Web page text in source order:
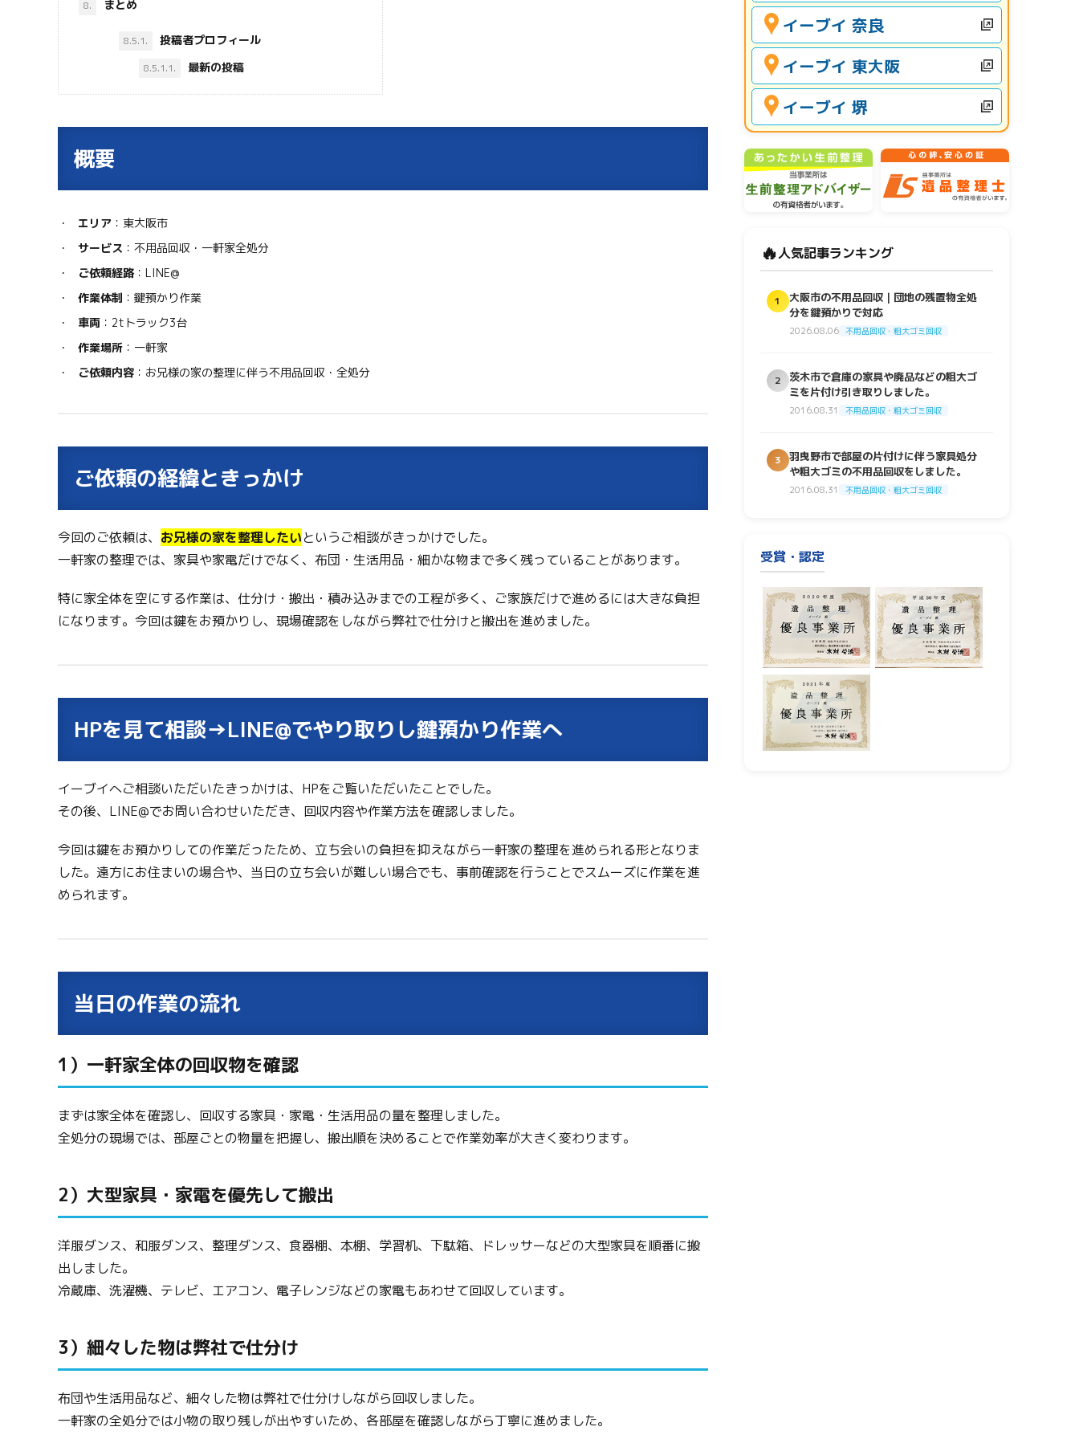
8. まとめ
8.5.1. 投稿者プロフィール
8.5.1.1. 最新の投稿
概要
エリア ：東大阪市
サービス ：不用品回収・一軒家全処分
ご依頼経路：LINE@
作業体制 ：鍵預かり作業
車両 ：2tトラック3台
作業場所 ：一軒家
ご依頼内容 ：お兄様の家の整理に伴う不用品回収・全処分
ご依頼の経緯ときっかけ
今回のご依頼は、 お兄様の家を整理したいというご相談がきっかけでした。
一軒家の整理では、家具や家電だけでなく、布団・生活用品・細かな物まで多く残っていることがあります。
特に家全体を空にする作業は、仕分け・搬出・積み込みまでの工程が多く、ご家族だけで進めるには大きな負担
になります。今回は鍵をお預かりし、現場確認をしながら弊社で仕分けと搬出を進めました。
HPを見て相談→LINE@でやり取りし鍵預かり作業へ
イーブイへご相談いただいたきっかけは、HPをご覧いただいたことでした。
その後、LINE@でお問い合わせいただき、回収内容や作業方法を確認しました。
今回は鍵をお預かりしての作業だったため、立ち会いの負担を抑えながら一軒家の整理を進められる形となりま
した。遠方にお住まいの場合や、当日の立ち会いが難しい場合でも、事前確認を行うことでスムーズに作業を進
められます。
当日の作業の流れ
1）一軒家全体の回収物を確認
まずは家全体を確認し、回収する家具・家電・生活用品の量を整理しました。
全処分の現場では、部屋ごとの物量を把握し、搬出順を決めることで作業効率が大きく変わります。
2）大型家具・家電を優先して搬出
洋服ダンス、和服ダンス、整理ダンス、食器棚、本棚、学習机、下駄箱、ドレッサーなどの大型家具を順番に搬
出しました。
冷蔵庫、洗濯機、テレビ、エアコン、電子レンジなどの家電もあわせて回収しています。
3）細々した物は弊社で仕分け
布団や生活用品など、細々した物は弊社で仕分けしながら回収しました。
一軒家の全処分では小物の取り残しが出やすいため、各部屋を確認しながら丁寧に進めました。
イーブイ 奈良
イーブイ 東大阪
イーブイ 堺
🔥人気記事ランキング
1
大阪市の不用品回収｜団地の残置物全処
分を鍵預かりで対応
2026.08.06 不用品回収・粗大ゴミ回収
2
茨木市で倉庫の家具や廃品などの粗大ゴ
ミを片付け引き取りしました。
2016.08.31 不用品回収・粗大ゴミ回収
3
羽曳野市で部屋の片付けに伴う家具処分
や粗大ゴミの不用品回収をしました。
2016.08.31 不用品回収・粗大ゴミ回収
受賞・認定